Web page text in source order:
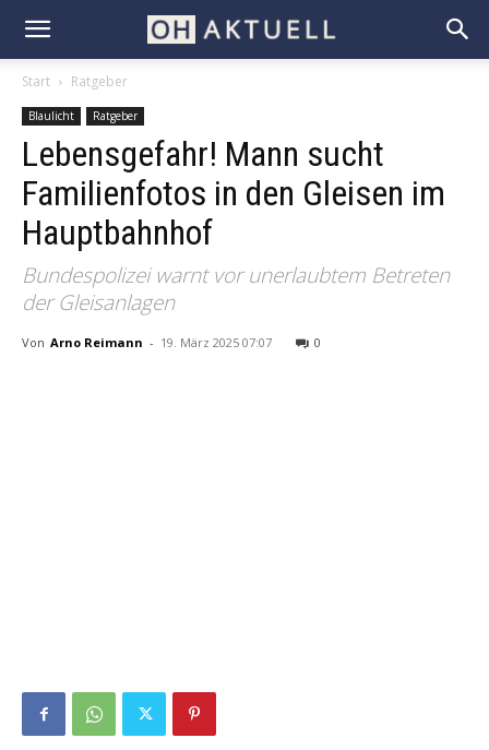
Start Ratgeber
Blaulicht Ratgeber
Lebensgefahr! Mann sucht
Familienfotos in den Gleisen im
Hauptbahnhof
Bundespolizei warnt vor unerlaubtem Betreten
der Gleisanlagen
Von Arno Reimann - 19. März 2025 07:07 0